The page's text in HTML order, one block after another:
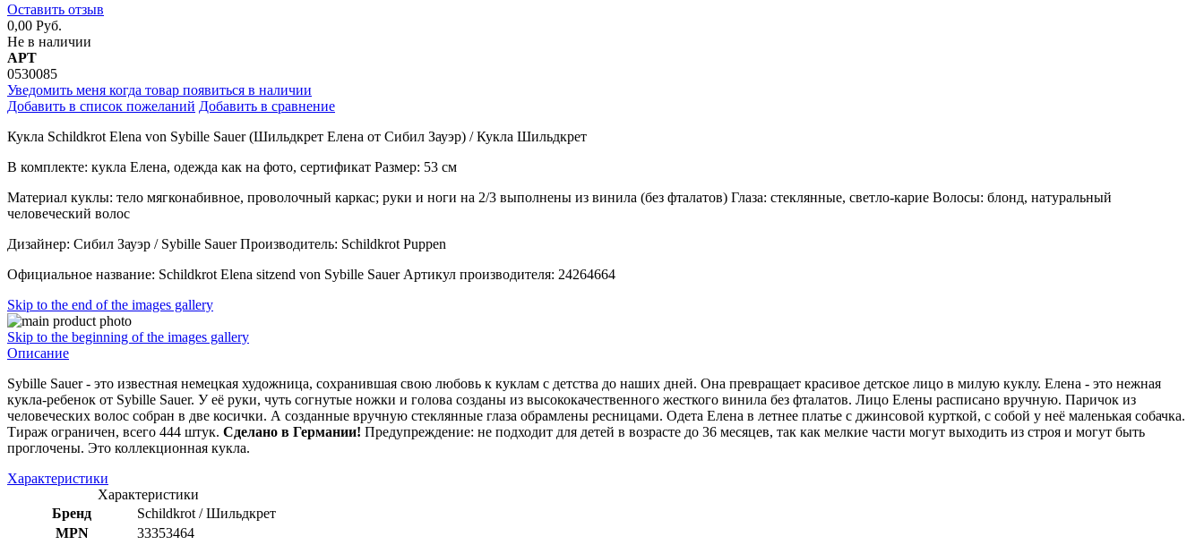
Оставить отзыв
0,00 Руб.
Не в наличии
АРТ
0530085
Уведомить меня когда товар появиться в наличии
Добавить в список пожеланий Добавить в сравнение
Кукла Schildkrot Elena von Sybille Sauer (Шильдкрет Елена от Сибил Зауэр) / Кукла Шильдкрет
В комплекте: кукла Елена, одежда как на фото, сертификат Размер: 53 см
Материал куклы: тело мягконабивное, проволочный каркас; руки и ноги на 2/3 выполнены из винила (без фталатов) Глаза: стеклянные, светло-карие Волосы: блонд, натуральный
человеческий волос
Дизайнер: Сибил Зауэр / Sybille Sauer Производитель: Schildkrot Puppen
Официальное название: Schildkrot Elena sitzend von Sybille Sauer Артикул производителя: 24264664
Skip to the end of the images gallery
Skip to the beginning of the images gallery
Описание
Sybille Sauer - это известная немецкая художница, сохранившая свою любовь к куклам с детства до наших дней. Она превращает красивое детское лицо в милую куклу. Елена - это нежная
кукла-ребенок от Sybille Sauer. У её руки, чуть согнутые ножки и голова созданы из высококачественного жесткого винила без фталатов. Лицо Елены расписано вручную. Паричок из
человеческих волос собран в две косички. А созданные вручную стеклянные глаза обрамлены ресницами. Одета Елена в летнее платье с джинсовой курткой, с собой у неё маленькая собачка.
Тираж ограничен, всего 444 штук. Сделано в Германии! Предупреждение: не подходит для детей в возрасте до 36 месяцев, так как мелкие части могут выходить из строя и могут быть
проглочены. Это коллекционная кукла.
Характеристики
Характеристики
Бренд
Schildkrot / Шильдкрет
MPN
33353464